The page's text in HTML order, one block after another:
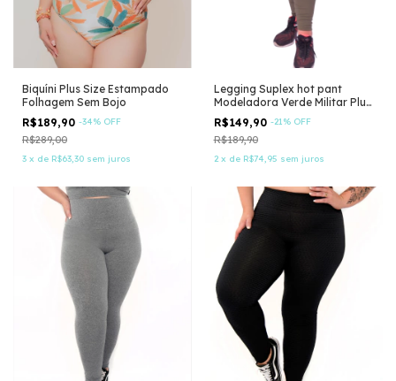
Biquíni Plus Size Estampado
Folhagem Sem Bojo
R$189,90 -34% OFF
R$289,00
3 x de R$63,30 sem juros
Legging Suplex hot pant
Modeladora Verde Militar Plus
Size
R$149,90 -21% OFF
R$189,90
2 x de R$74,95 sem juros